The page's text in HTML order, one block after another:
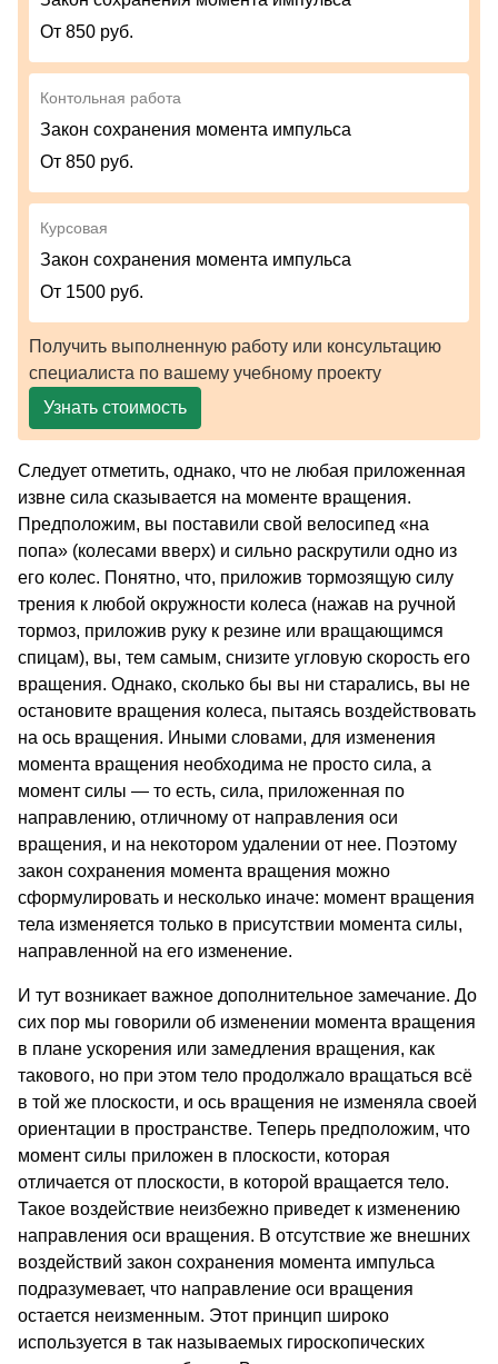
От 850 руб.
Контольная работа
Закон сохранения момента импульса
От 850 руб.
Курсовая
Закон сохранения момента импульса
От 1500 руб.
Получить выполненную работу или консультацию
специалиста по вашему учебному проекту
Узнать стоимость
Следует отметить, однако, что не любая приложенная
извне сила сказывается на моменте вращения.
Предположим, вы поставили свой велосипед «на
попа» (колесами вверх) и сильно раскрутили одно из
его колес. Понятно, что, приложив тормозящую силу
трения к любой окружности колеса (нажав на ручной
тормоз, приложив руку к резине или вращающимся
спицам), вы, тем самым, снизите угловую скорость его
вращения. Однако, сколько бы вы ни старались, вы не
остановите вращения колеса, пытаясь воздействовать
на ось вращения. Иными словами, для изменения
момента вращения необходима не просто сила, а
момент силы — то есть, сила, приложенная по
направлению, отличному от направления оси
вращения, и на некотором удалении от нее. Поэтому
закон сохранения момента вращения можно
сформулировать и несколько иначе: момент вращения
тела изменяется только в присутствии момента силы,
направленной на его изменение.
И тут возникает важное дополнительное замечание. До
сих пор мы говорили об изменении момента вращения
в плане ускорения или замедления вращения, как
такового, но при этом тело продолжало вращаться всё
в той же плоскости, и ось вращения не изменяла своей
ориентации в пространстве. Теперь предположим, что
момент силы приложен в плоскости, которая
отличается от плоскости, в которой вращается тело.
Такое воздействие неизбежно приведет к изменению
направления оси вращения. В отсутствие же внешних
воздействий закон сохранения момента импульса
подразумевает, что направление оси вращения
остается неизменным. Этот принцип широко
используется в так называемых гироскопических